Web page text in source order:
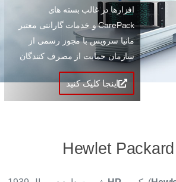
افزارها در غالب بسته های
CarePack و خدمات گارانتی معتبر
مانیا سرویس با مجوز رسمی از
سازمان حمایت از مصرف کنندگان
اینجا کلیک کنید
Hewlet